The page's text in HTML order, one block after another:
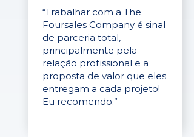
“Trabalhar com a The
Foursales Company é sinal
de parceria total,
principalmente pela
relação profissional e a
proposta de valor que eles
entregam a cada projeto!
Eu recomendo.”